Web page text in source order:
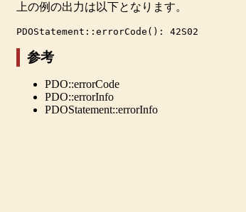
上の例の出力は以下となります。
参考
PDO::errorCode
PDO::errorInfo
PDOStatement::errorInfo